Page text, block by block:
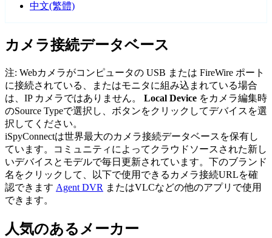
中文(繁體)
カメラ接続データベース
注: Webカメラがコンピュータの USB または FireWire ポート
に接続されている、またはモニタに組み込まれている場合
は、IP カメラではありません。 Local Device をカメラ編集時
のSource Typeで選択し、ボタンをクリックしてデバイスを選
択してください。
iSpyConnectは世界最大のカメラ接続データベースを保有し
ています。コミュニティによってクラウドソースされた新し
いデバイスとモデルで毎日更新されています。下のブランド
名をクリックして、以下で使用できるカメラ接続URLを確
認できます Agent DVR またはVLCなどの他のアプリで使用
できます。
人気のあるメーカー